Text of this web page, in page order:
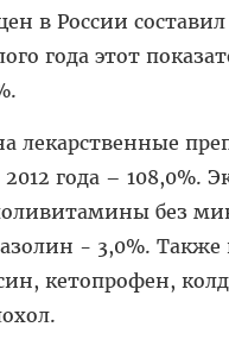
в России
года этот
лекарственные
года – 108,0%.
без
- 3,0%. Также
кетопрофен,